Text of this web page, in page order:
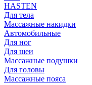
HASTEN
Для тела
Массажные накидки
Автомобильные
Для ног
Для шеи
Массажные подушки
Для головы
Массажные пояса